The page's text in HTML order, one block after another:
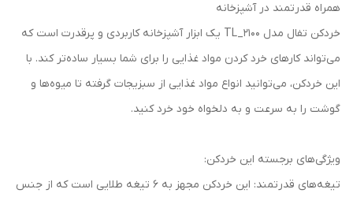
همراه قدرتمند در آشپزخانه
خردکن تفال مدل TL_2100 یک ابزار آشپزخانه کاربردی و پرقدرت است که
می‌تواند کارهای خرد کردن مواد غذایی را برای شما بسیار ساده‌تر کند. با
این خردکن، می‌توانید انواع مواد غذایی از سبزیجات گرفته تا میوه‌ها و
گوشت را به سرعت و به دلخواه خود خرد کنید.
ویژگی‌های برجسته این خردکن:
تیغه‌های قدرتمند: این خردکن مجهز به 6 تیغه طلایی است که از جنس